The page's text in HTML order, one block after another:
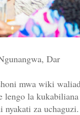
Dar
mwa wiki
la
nyakati za uchaguzi.